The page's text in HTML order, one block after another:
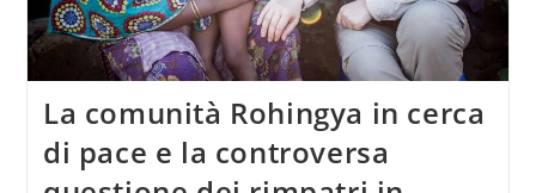
La comunità Rohingya in cerca
di pace e la controversa